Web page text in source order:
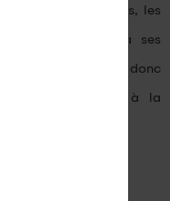
sont les diamants, les
Chaque pierre a ses
esthétiques, il est donc
le mieux à la